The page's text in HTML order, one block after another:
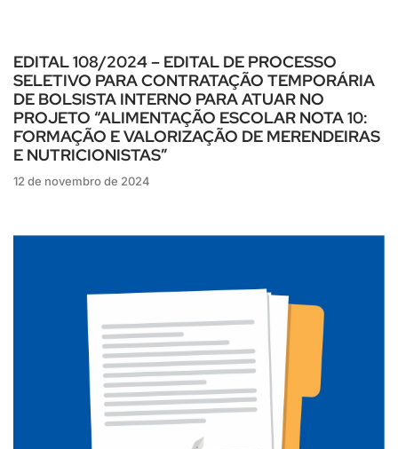
EDITAL 108/2024 – EDITAL DE PROCESSO
SELETIVO PARA CONTRATAÇÃO TEMPORÁRIA
DE BOLSISTA INTERNO PARA ATUAR NO
PROJETO “ALIMENTAÇÃO ESCOLAR NOTA 10:
FORMAÇÃO E VALORIZAÇÃO DE MERENDEIRAS
E NUTRICIONISTAS”
12 de novembro de 2024